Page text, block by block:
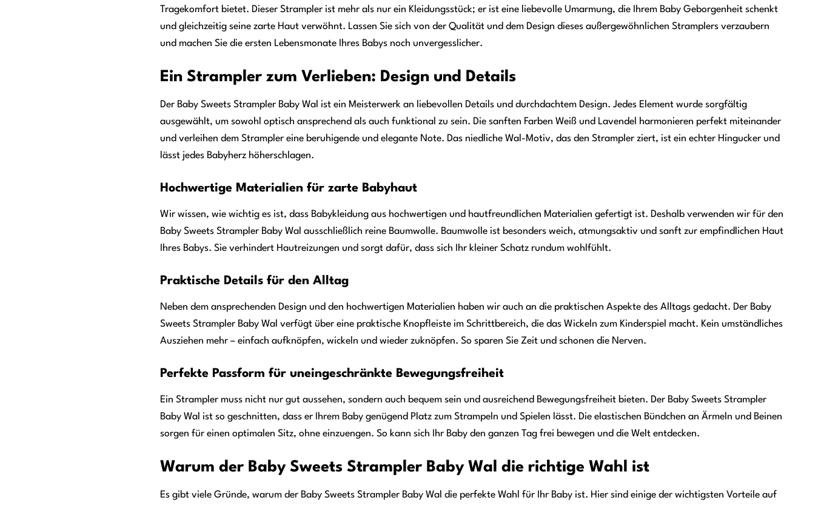
Tragekomfort bietet. Dieser Strampler ist mehr als nur ein Kleidungsstück; er ist eine liebevolle Umarmung, die Ihrem Baby Geborgenheit schenkt
und gleichzeitig seine zarte Haut verwöhnt. Lassen Sie sich von der Qualität und dem Design dieses außergewöhnlichen Stramplers verzaubern
und machen Sie die ersten Lebensmonate Ihres Babys noch unvergesslicher.
Ein Strampler zum Verlieben: Design und Details
Der Baby Sweets Strampler Baby Wal ist ein Meisterwerk an liebevollen Details und durchdachtem Design. Jedes Element wurde sorgfältig
ausgewählt, um sowohl optisch ansprechend als auch funktional zu sein. Die sanften Farben Weiß und Lavendel harmonieren perfekt miteinander
und verleihen dem Strampler eine beruhigende und elegante Note. Das niedliche Wal-Motiv, das den Strampler ziert, ist ein echter Hingucker und
lässt jedes Babyherz höherschlagen.
Hochwertige Materialien für zarte Babyhaut
Wir wissen, wie wichtig es ist, dass Babykleidung aus hochwertigen und hautfreundlichen Materialien gefertigt ist. Deshalb verwenden wir für den
Baby Sweets Strampler Baby Wal ausschließlich reine Baumwolle. Baumwolle ist besonders weich, atmungsaktiv und sanft zur empfindlichen Haut
Ihres Babys. Sie verhindert Hautreizungen und sorgt dafür, dass sich Ihr kleiner Schatz rundum wohlfühlt.
Praktische Details für den Alltag
Neben dem ansprechenden Design und den hochwertigen Materialien haben wir auch an die praktischen Aspekte des Alltags gedacht. Der Baby
Sweets Strampler Baby Wal verfügt über eine praktische Knopfleiste im Schrittbereich, die das Wickeln zum Kinderspiel macht. Kein umständliches
Ausziehen mehr – einfach aufknöpfen, wickeln und wieder zuknöpfen. So sparen Sie Zeit und schonen die Nerven.
Perfekte Passform für uneingeschränkte Bewegungsfreiheit
Ein Strampler muss nicht nur gut aussehen, sondern auch bequem sein und ausreichend Bewegungsfreiheit bieten. Der Baby Sweets Strampler
Baby Wal ist so geschnitten, dass er Ihrem Baby genügend Platz zum Strampeln und Spielen lässt. Die elastischen Bündchen an Ärmeln und Beinen
sorgen für einen optimalen Sitz, ohne einzuengen. So kann sich Ihr Baby den ganzen Tag frei bewegen und die Welt entdecken.
Warum der Baby Sweets Strampler Baby Wal die richtige Wahl ist
Es gibt viele Gründe, warum der Baby Sweets Strampler Baby Wal die perfekte Wahl für Ihr Baby ist. Hier sind einige der wichtigsten Vorteile auf